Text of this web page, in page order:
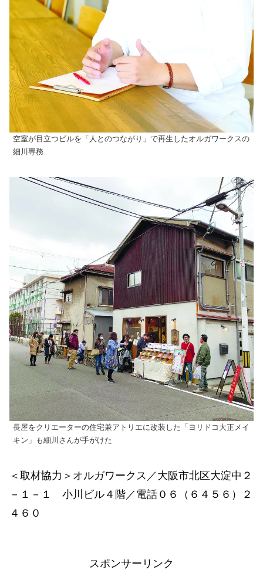
空室が目立つビルを「人とのつながり」で再生したオルガワークスの
細川専務
長屋をクリエーターの住宅兼アトリエに改装した「ヨリドコ大正メイ
キン」も細川さんが手がけた
＜取材協力＞オルガワークス／大阪市北区大淀中２
－１－１ 小川ビル４階／電話０６（６４５６）２
４６０
スポンサーリンク